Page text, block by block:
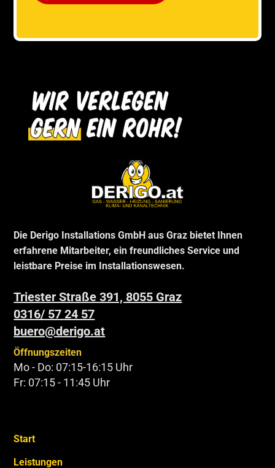
Die Derigo Installations GmbH aus Graz bietet Ihnen
erfahrene Mitarbeiter, ein freundliches Service und
leistbare Preise im Installationswesen.
Triester Straße 391, 8055 Graz
0316/ 57 24 57
buero@derigo.at
Öffnungszeiten
Mo - Do: 07:15-16:15 Uhr
Fr: 07:15 - 11:45 Uhr
Start
Leistungen